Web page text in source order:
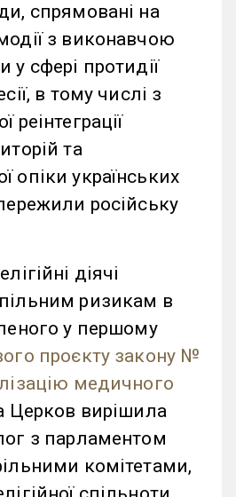
спрямовані на
з виконавчою
у сфері протидії
в тому числі з
реінтеграції
та
опіки українських
російську
діячі
ризикам в
у першому
проєкту закону №
медичного
Церков вирішила
з парламентом
комітетами,